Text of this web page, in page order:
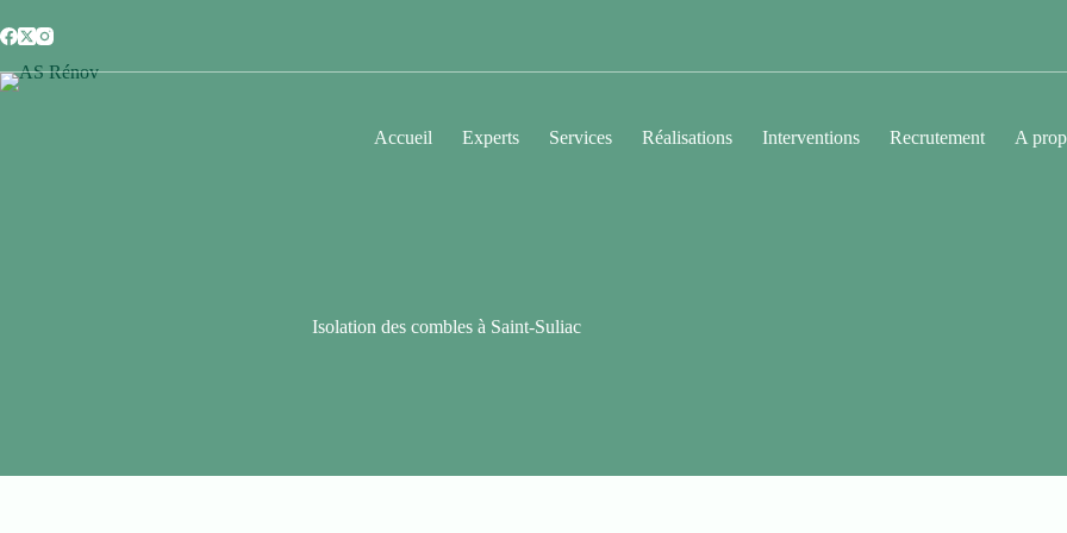
Accueil Experts Services Réalisations Interventions Recrutement A
Isolation des combles à Saint-Suliac